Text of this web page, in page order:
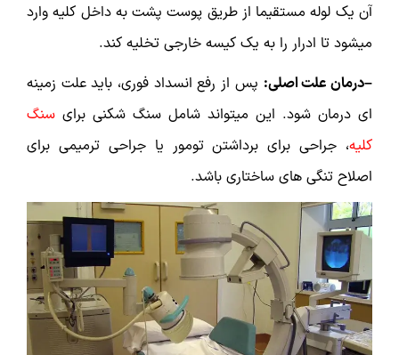
آن یک لوله مستقیما از طریق پوست پشت به داخل کلیه وارد
میشود تا ادرار را به یک کیسه خارجی تخلیه کند.
–درمان علت اصلی: پس از رفع انسداد فوری، باید علت زمینه
ای درمان شود. این میتواند شامل سنگ شکنی برای سنگ
کلیه، جراحی برای برداشتن تومور یا جراحی ترمیمی برای
اصلاح تنگی های ساختاری باشد.